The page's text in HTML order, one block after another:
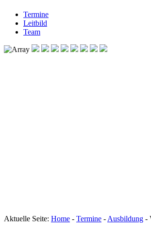
Termine
Leitbild
Team
Aktuelle Seite: Home - Termine -Ausbildung -